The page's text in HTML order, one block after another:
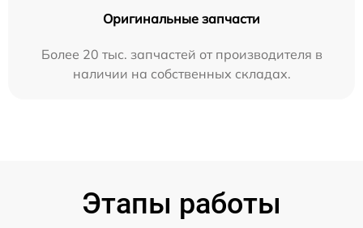
Оригинальные запчасти
Более 20 тыс. запчастей от производителя в
наличии на собственных складах.
Этапы работы